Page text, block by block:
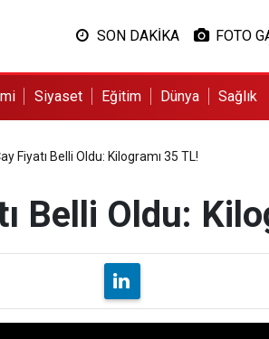
SON DAKİKA FOTO
Siyaset Eğitim Dünya Sağlık
Fiyatı Belli Oldu: Kilogramı 35 TL!
Belli Oldu: